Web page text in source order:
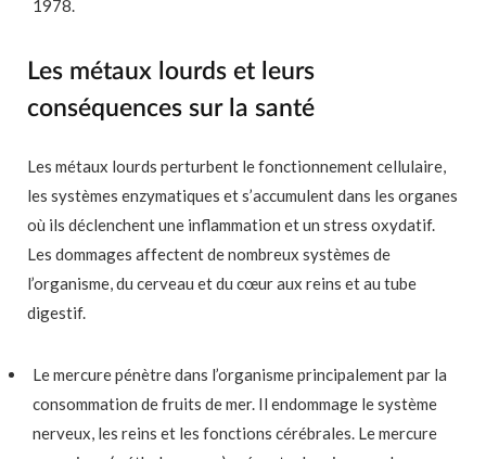
1978.
Les métaux lourds et leurs
conséquences sur la santé
Les métaux lourds perturbent le fonctionnement cellulaire,
les systèmes enzymatiques et s’accumulent dans les organes
où ils déclenchent une inflammation et un stress oxydatif.
Les dommages affectent de nombreux systèmes de
l’organisme, du cerveau et du cœur aux reins et au tube
digestif.
Le mercure pénètre dans l’organisme principalement par la
consommation de fruits de mer. Il endommage le système
nerveux, les reins et les fonctions cérébrales. Le mercure